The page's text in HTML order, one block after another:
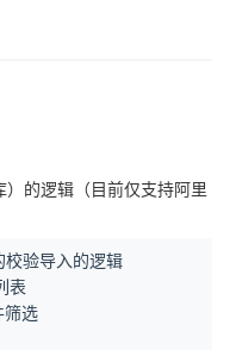
的逻辑（目前仅支持阿里
校验导入的逻辑
表
筛选